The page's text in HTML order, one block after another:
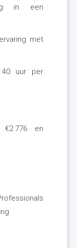
in een
met
40 uur per
en